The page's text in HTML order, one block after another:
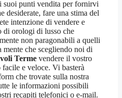
suoi punti vendita per fornirvi
desiderate, fare una stima del
intenzione di vendere e
di orologi di lusso che
non paragonabili a quelli
mente che scegliendo noi di
Terme vendere il vostro
e veloce. Vi basterà
che trovate sulla nostra
le informazioni possibili
recapiti telefonici o e-mail.